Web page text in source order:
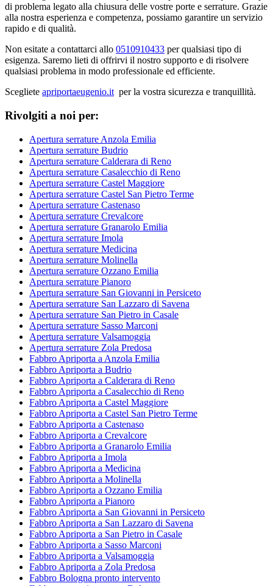
di problema legato alla chiusura delle vostre porte e serrature. Grazie
alla nostra esperienza e competenza, possiamo garantire un servizio
rapido e di qualità.
Non esitate a contattarci allo 0510910433 per qualsiasi tipo di
esigenza. Saremo lieti di offrirvi il nostro supporto e di risolvere
qualsiasi problema in modo professionale ed efficiente.
Scegliete apriportaeugenio.itper la vostra sicurezza e tranquillità.
Rivolgiti a noi per:
Apertura serrature Anzola Emilia
Apertura serrature Budrio
Apertura serrature Calderara di Reno
Apertura serrature Casalecchio di Reno
Apertura serrature Castel Maggiore
Apertura serrature Castel San Pietro Terme
Apertura serrature Castenaso
Apertura serrature Crevalcore
Apertura serrature Granarolo Emilia
Apertura serrature Imola
Apertura serrature Medicina
Apertura serrature Molinella
Apertura serrature Ozzano Emilia
Apertura serrature Pianoro
Apertura serrature San Giovanni in Persiceto
Apertura serrature San Lazzaro di Savena
Apertura serrature San Pietro in Casale
Apertura serrature Sasso Marconi
Apertura serrature Valsamoggia
Apertura serrature Zola Predosa
Fabbro Apriporta a Anzola Emilia
Fabbro Apriporta a Budrio
Fabbro Apriporta a Calderara di Reno
Fabbro Apriporta a Casalecchio di Reno
Fabbro Apriporta a Castel Maggiore
Fabbro Apriporta a Castel San Pietro Terme
Fabbro Apriporta a Castenaso
Fabbro Apriporta a Crevalcore
Fabbro Apriporta a Granarolo Emilia
Fabbro Apriporta a Imola
Fabbro Apriporta a Medicina
Fabbro Apriporta a Molinella
Fabbro Apriporta a Ozzano Emilia
Fabbro Apriporta a Pianoro
Fabbro Apriporta a San Giovanni in Persiceto
Fabbro Apriporta a San Lazzaro di Savena
Fabbro Apriporta a San Pietro in Casale
Fabbro Apriporta a Sasso Marconi
Fabbro Apriporta a Valsamoggia
Fabbro Apriporta a Zola Predosa
Fabbro Bologna pronto intervento